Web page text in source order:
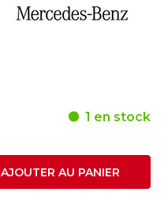
1 en stock
AJOUTER AU PANIER